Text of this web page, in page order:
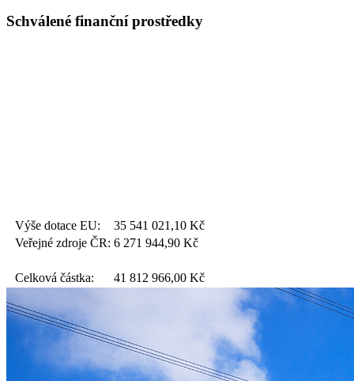
Schválené finanční prostředky
Výše dotace EU: 35 541 021,10 Kč
Veřejné zdroje ČR: 6 271 944,90 Kč
Celková částka: 41 812 966,00 Kč